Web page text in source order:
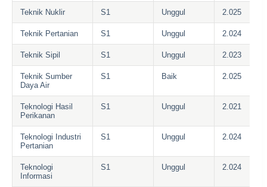
Teknik Nuklir S1 Unggul 2.025
Teknik Pertanian S1 Unggul 2.024
Teknik Sipil S1 Unggul 2.023
Teknik Sumber
Daya Air
S1 Baik 2.025
Teknologi Hasil
Perikanan
S1 Unggul 2.021
Teknologi Industri
Pertanian
S1 Unggul 2.024
Teknologi
Informasi
S1 Unggul 2.024